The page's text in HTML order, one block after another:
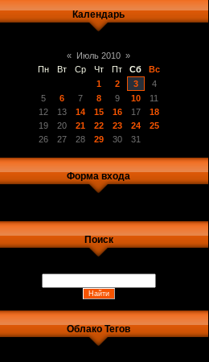
Календарь
« Июль 2010 »
Пн
Вт Ср Чт Пт Сб
Вс
1
2 3
4
5
6 7 8 9 10
11
12
13 14 15 16 17
18
19
20 21 22 23 24
25
26
27 28 29 30 31
Форма входа
Поиск
Облако Тегов